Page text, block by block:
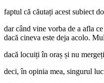
faptul că căutați acest subiect
dar când vine vorba de a afla
dacă cineva este deja acolo.
dacă locuiți în oraș și nu
deci, în opinia mea, singurul